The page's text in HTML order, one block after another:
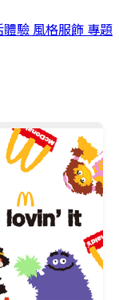
體驗 風格服飾 專題